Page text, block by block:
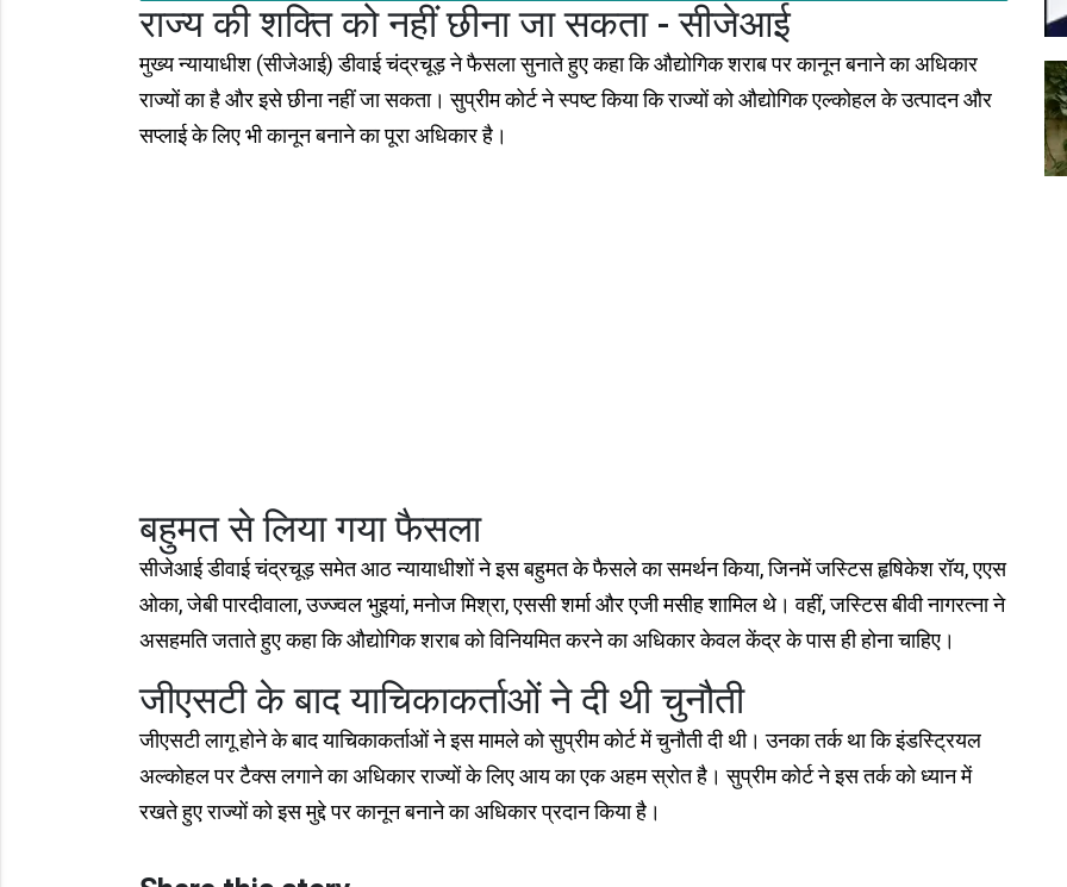
राज्य की शक्ति को नहीं छीना जा सकता - सीजेआई
मुख्य न्यायाधीश (सीजेआई) डीवाई चंद्रचूड़ ने फैसला सुनाते हुए कहा कि औद्योगिक शराब पर कानून बनाने का अधिकार
राज्यों का है और इसे छीना नहीं जा सकता। सुप्रीम कोर्ट ने स्पष्ट किया कि राज्यों को औद्योगिक एल्कोहल के उत्पादन और
सप्लाई के लिए भी कानून बनाने का पूरा अधिकार है।
बहुमत से लिया गया फैसला
सीजेआई डीवाई चंद्रचूड़ समेत आठ न्यायाधीशों ने इस बहुमत के फैसले का समर्थन किया, जिनमें जस्टिस हृषिकेश रॉय, एएस
ओका, जेबी पारदीवाला, उज्ज्वल भुइयां, मनोज मिश्रा, एससी शर्मा और एजी मसीह शामिल थे। वहीं, जस्टिस बीवी नागरत्ना ने
असहमति जताते हुए कहा कि औद्योगिक शराब को विनियमित करने का अधिकार केवल केंद्र के पास ही होना चाहिए।
जीएसटी के बाद याचिकाकर्ताओं ने दी थी चुनौती
जीएसटी लागू होने के बाद याचिकाकर्ताओं ने इस मामले को सुप्रीम कोर्ट में चुनौती दी थी। उनका तर्क था कि इंडस्ट्रियल
अल्कोहल पर टैक्स लगाने का अधिकार राज्यों के लिए आय का एक अहम स्रोत है। सुप्रीम कोर्ट ने इस तर्क को ध्यान में
रखते हुए राज्यों को इस मुद्दे पर कानून बनाने का अधिकार प्रदान किया है।